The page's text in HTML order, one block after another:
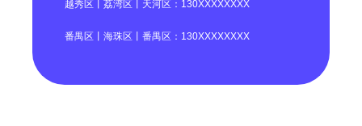
越秀区丨荔湾区丨天河区：130XXXXXXXX
番禺区丨海珠区丨番禺区：130XXXXXXXX